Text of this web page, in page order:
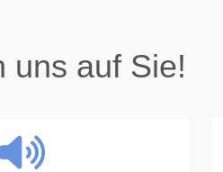
uns auf Sie!